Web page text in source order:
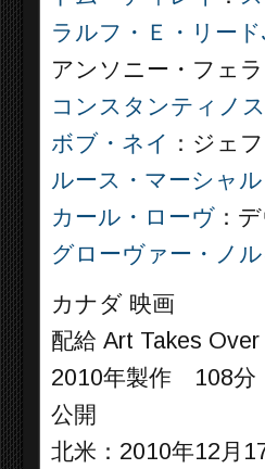
ラルフ・Ｅ・リード
アンソニー・フェラ
コンスタンティノ
ボブ・ネイ ：ジェ
ルース・マーシャル
カール・ローヴ ：
グローヴァー・ノ
カナダ 映画
配給 Art Takes Over
2010年製作 108分
公開
北米：2010年12月